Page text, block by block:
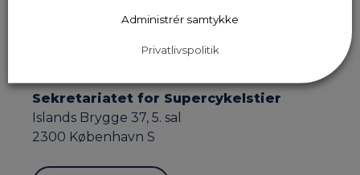
Sekretariatet for Supercykelstier
Islands Brygge 37, 5. sal
2300 København S
Administrér samtykke
Privatlivspolitik